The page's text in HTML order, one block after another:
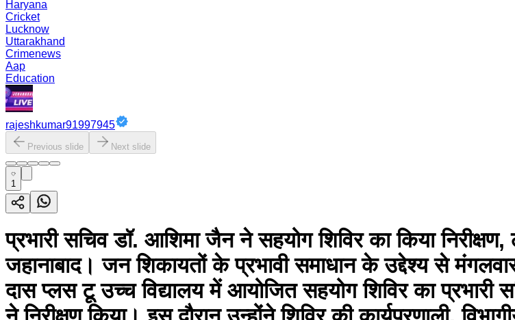
Haryana
Cricket
Lucknow
Uttarakhand
Crimenews
Aap
Education
rajeshkumar91997945
Previous slide Next slide
1
प्रभारी सचिव डॉ. आशिमा जैन ने सहयोग शिविर का किया निरीक्षण,
जहानाबाद। जन शिकायतों के प्रभावी समाधान के उद्देश्य से
दास प्लस टू उच्च विद्यालय में आयोजित सहयोग शिविर का